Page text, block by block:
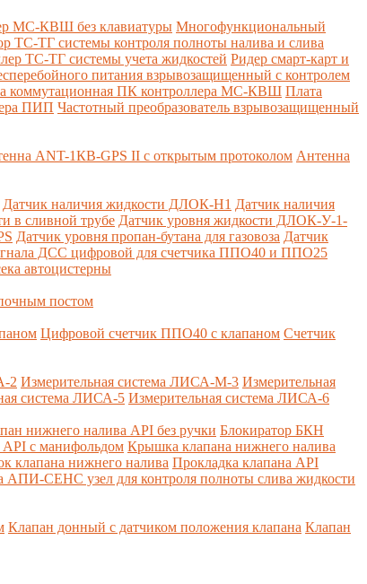
МС-КВШ без клавиатуры Многофункциональный
ТС-ТГ системы контроля полноты налива и слива
ТС-ТГ системы учета жидкостей Ридер смарт-карт и
питания взрывозащищенный с контролем
коммутационная ПК контроллера МС-КВШ Плата
ПИП Частотный преобразователь взрывозащищенный
ANT-1КВ-GPS II с открытым протоколом Антенна
Датчик наличия жидкости ДЛОК-Н1 Датчик наличия
в сливной трубе Датчик уровня жидкости ДЛОК-У-1-
Датчик уровня пропан-бутана для газовоза Датчик
ДСС цифровой для счетчика ППО40 и ППО25
автоцистерны
постом
Цифровой счетчик ППО40 с клапаном Счетчик
2 Измерительная система ЛИСА-М-3 Измерительная
система ЛИСА-5 Измерительная система ЛИСА-6
нижнего налива API без ручки Блокиратор БКН
с манифольдом Крышка клапана нижнего налива
клапана нижнего налива Прокладка клапана API
АПИ-СЕНС узел для контроля полноты слива жидкости
Клапан донный с датчиком положения клапана Клапан